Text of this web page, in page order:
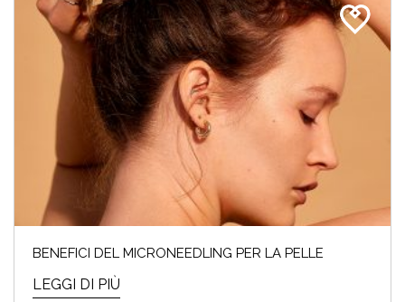
BENEFICI DEL MICRONEEDLING PER LA PELLE
LEGGI DI PIÙ